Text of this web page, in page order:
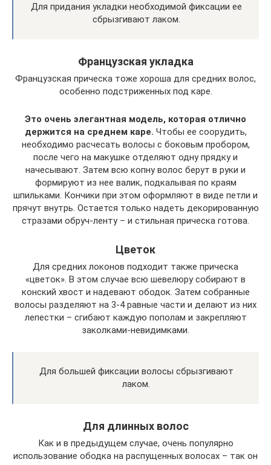
Для придания укладки необходимой фиксации ее
сбрызгивают лаком.
Французская укладка
Французская прическа тоже хороша для средних волос,
особенно подстриженных под каре.
Это очень элегантная модель, которая отлично
держится на среднем каре. Чтобы ее соорудить,
необходимо расчесать волосы с боковым пробором,
после чего на макушке отделяют одну прядку и
начесывают. Затем всю копну волос берут в руки и
формируют из нее валик, подкалывая по краям
шпильками. Кончики при этом оформляют в виде петли и
прячут внутрь. Остается только надеть декорированную
стразами обруч-ленту – и стильная прическа готова.
Цветок
Для средних локонов подходит также прическа
«цветок». В этом случае всю шевелюру собирают в
конский хвост и надевают ободок. Затем собранные
волосы разделяют на 3-4 равные части и делают из них
лепестки – сгибают каждую пополам и закрепляют
заколками-невидимками.
Для большей фиксации волосы сбрызгивают
лаком.
Для длинных волос
Как и в предыдущем случае, очень популярно
использование ободка на распущенных волосах – так он